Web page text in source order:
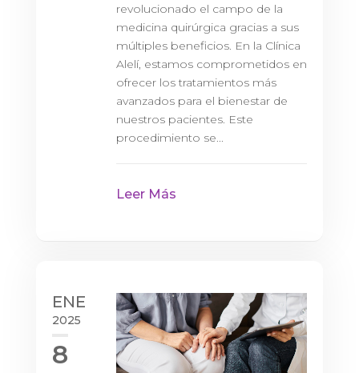
revolucionado el campo de la
medicina quirúrgica gracias a sus
múltiples beneficios. En la Clínica
Alelí, estamos comprometidos en
ofrecer los tratamientos más
avanzados para el bienestar de
nuestros pacientes. Este
procedimiento se...
Leer Más
ENE
2025
8